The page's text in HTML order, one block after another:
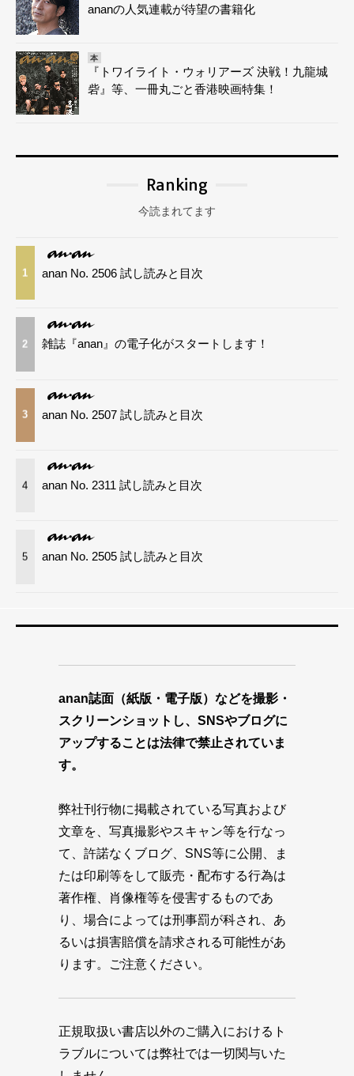
ananの人気連載が待望の書籍化
本
『トワイライト・ウォリアーズ 決戦！九龍城
砦』等、一冊丸ごと香港映画特集！
Ranking
今読まれてます
1 anan No. 2506 試し読みと目次
2 雑誌『anan』の電子化がスタートします！
3 anan No. 2507 試し読みと目次
4 anan No. 2311 試し読みと目次
5 anan No. 2505 試し読みと目次
anan誌面（紙版・電子版）などを撮影・
スクリーンショットし、SNSやブログに
アップすることは法律で禁止されていま
す。
弊社刊行物に掲載されている写真および
文章を、写真撮影やスキャン等を行なっ
て、許諾なくブログ、SNS等に公開、ま
たは印刷等をして販売・配布する行為は
著作権、肖像権等を侵害するものであ
り、場合によっては刑事罰が科され、あ
るいは損害賠償を請求される可能性があ
ります。ご注意ください。
正規取扱い書店以外のご購入におけるト
ラブルについては弊社では一切関与いた